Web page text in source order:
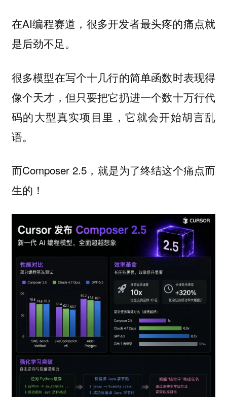
在AI编程赛道，很多开发者最头疼的痛点就
是后劲不足。
很多模型在写个十几行的简单函数时表现得
像个天才，但只要把它扔进一个数十万行代
码的大型真实项目里，它就会开始胡言乱
语。
而Composer 2.5，就是为了终结这个痛点而
生的！